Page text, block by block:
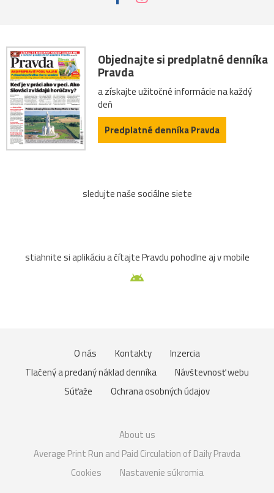
Objednajte si predplatné denníka
Pravda
a získajte užitočné informácie na každý
deň
Predplatné denníka Pravda
sledujte naše sociálne siete
stiahnite si aplikáciu a čítajte Pravdu pohodlne aj v mobile
O nás Kontakty
Inzercia
Tlačený a predaný náklad denníka
Návštevnosť webu
Súťaže
Ochrana osobných údajov
About us
Average Print Run and Paid Circulation of Daily Pravda
Cookies
Nastavenie súkromia